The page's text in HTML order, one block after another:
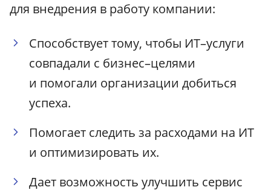
для внедрения в работу компании:
Способствует тому, чтобы ИТ–услуги
совпадали с бизнес–целями
и помогали организации добиться
успеха.
Помогает следить за расходами на ИТ
и оптимизировать их.
Дает возможность улучшить сервис